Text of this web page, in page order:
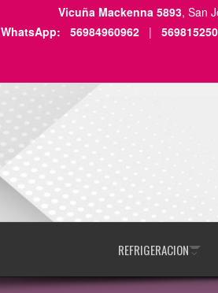
Vicuña Mackenna 5893, San
WhatsApp:
56984960962 |
REFRIGERACION